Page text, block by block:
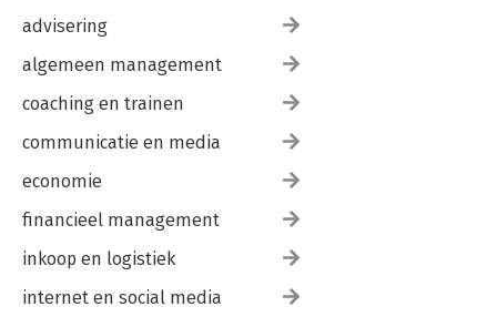
advisering
algemeen management
coaching en trainen
communicatie en media
economie
financieel management
inkoop en logistiek
internet en social media